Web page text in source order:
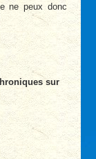
ne peux donc
sur